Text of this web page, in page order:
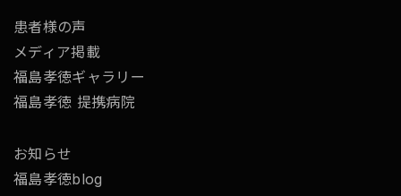
患者様の声
メディア掲載
福島孝徳ギャラリー
福島孝徳 提携病院
お知らせ
福島孝徳blog